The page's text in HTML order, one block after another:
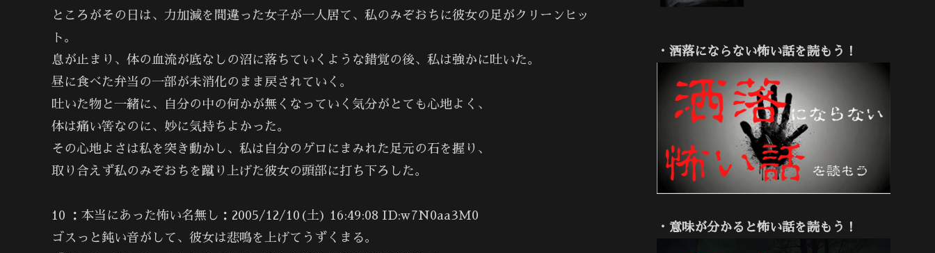
ところがその日は、力加減を間違った女子が一人居て、私のみぞおちに彼女の足がクリーンヒッ
ト。
息が止まり、体の血流が底なしの沼に落ちていくような錯覚の後、私は強かに吐いた。
昼に食べた弁当の一部が未消化のまま戻されていく。
吐いた物と一緒に、自分の中の何かが無くなっていく気分がとても心地よく、
体は痛い筈なのに、妙に気持ちよかった。
その心地よさは私を突き動かし、私は自分のゲロにまみれた足元の石を握り、
取り合えず私のみぞおちを蹴り上げた彼女の頭部に打ち下ろした。
10 ：本当にあった怖い名無し：2005/12/10(土) 16:49:08 ID:w7N0aa3M0
ゴスっと鈍い音がして、彼女は悲鳴を上げてうずくまる。
・洒落にならない怖い話を読もう！
・意味が分かると怖い話を読もう！